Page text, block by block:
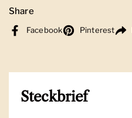
Share
Facebook Pinterest
Steckbrief